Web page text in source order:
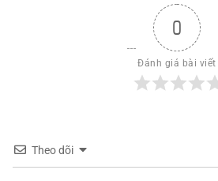
0
Đánh giá bài viết
Theo dõi